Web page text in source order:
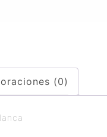
(0)